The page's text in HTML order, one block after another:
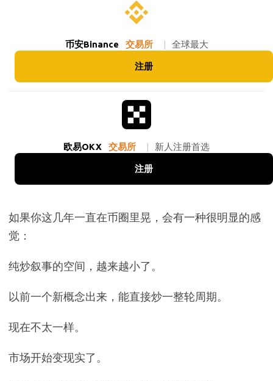
币安Binance 交易所 | 全球最大
注册
欧易OKX 交易所 | 新人注册首选
注册
如果你这几年一直在币圈里晃，会有一种很明显的感
觉：
纯炒叙事的空间，越来越小了。
以前一个新概念出来，能直接炒一整轮周期。
现在不太一样。
市场开始变现实了。